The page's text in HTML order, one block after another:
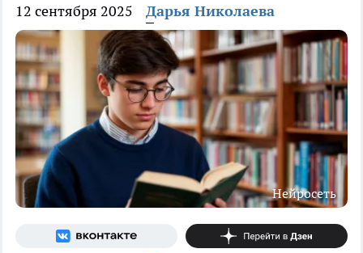
12 сентября 2025 Дарья Николаева
Нейросеть